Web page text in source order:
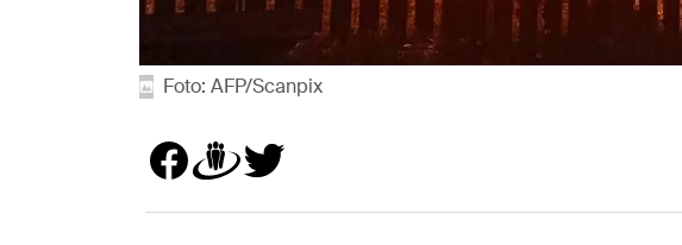
Foto: AFP/Scanpix